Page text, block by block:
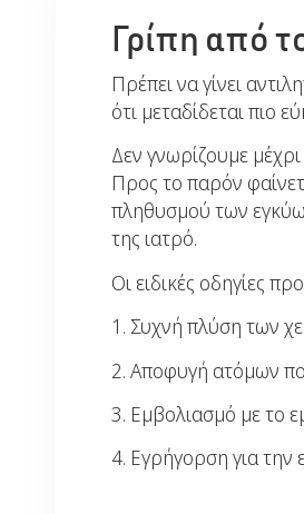
Γρίπη από
Πρέπει να γίνει
ότι μεταδίδεται πιο
Δεν γνωρίζουμε
Προς το παρόν
πληθυσμού των
της ιατρό.
Οι ειδικές οδηγίες
1. Συχνή πλύση των
2. Αποφυγή ατόμων
3. Εμβολιασμό με το
4. Εγρήγορση για